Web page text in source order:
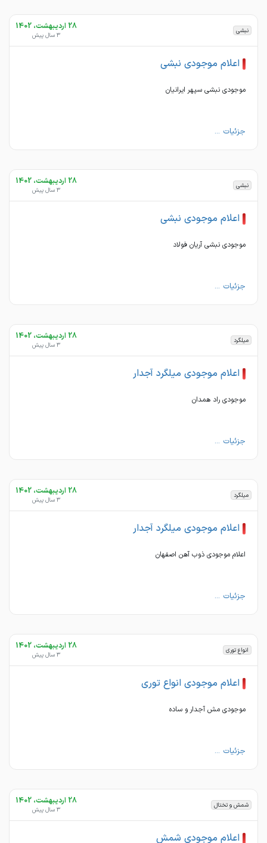
نبشی 28 اردیبهشت، 1402
3 سال پیش
اعلام موجودی نبشی
موجودی نبشی سپهر ایرانیان
جزئیات ...
نبشی 28 اردیبهشت، 1402
3 سال پیش
اعلام موجودی نبشی
موجودی نبشی آریان فولاد
جزئیات ...
میلگرد 28 اردیبهشت، 1402
3 سال پیش
اعلام موجودی میلگرد آجدار
موجودی راد همدان
جزئیات ...
میلگرد 28 اردیبهشت، 1402
3 سال پیش
اعلام موجودی میلگرد آجدار
اعلام موجودی ذوب آهن اصفهان
جزئیات ...
انواع توری 28 اردیبهشت، 1402
3 سال پیش
اعلام موجودی انواع توری
موجودی مش آجدار و ساده
جزئیات ...
شمش و تختال 28 اردیبهشت، 1402
3 سال پیش
اعلام موجودی شمش